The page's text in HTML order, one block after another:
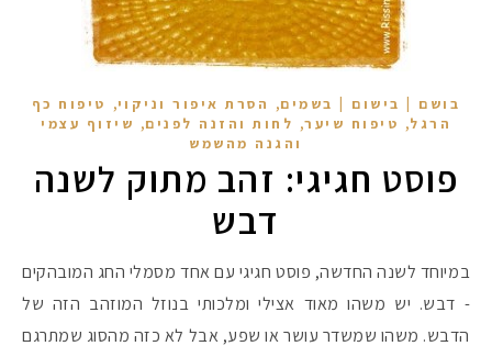
בושם | בישום | בשמים, הסרת איפור וניקוי, טיפוח כף
הרגל, טיפוח שיער, לחות והזנה לפנים, שיזוף עצמי
והגנה מהשמש
פוסט חגיגי: זהב מתוק לשנה
דבש
במיוחד לשנה החדשה, פוסט חגיגי עם אחד מסמלי החג המובהקים
- דבש. יש משהו מאוד אצילי ומלכותי בנוזל המוזהב הזה של
הדבש. משהו שמשדר עושר או שפע, אבל לא כזה מהסוג שמתרגם